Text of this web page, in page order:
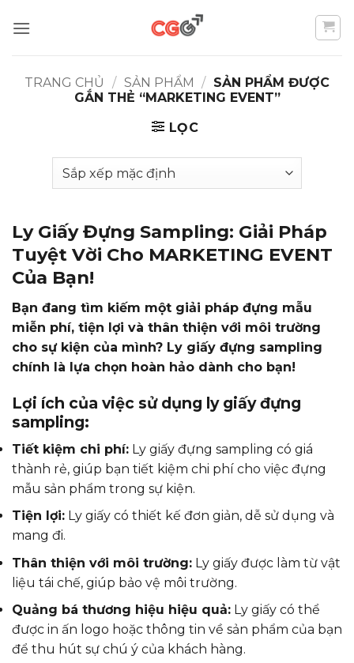
qua
TRANG CHỦ
/ SẢN PHẨM / SẢN PHẨM ĐƯỢC
GẮN THẺ “MARKETING EVENT”
LỌC
Ly Giấy Đựng Sampling: Giải Pháp
Tuyệt Vời Cho MARKETING EVENT
Của Bạn!
Bạn đang tìm kiếm một giải pháp đựng mẫu
miễn phí, tiện lợi và thân thiện với môi trường
cho sự kiện của mình? Ly giấy đựng sampling
chính là lựa chọn hoàn hảo dành cho bạn!
Lợi ích của việc sử dụng ly giấy đựng
sampling:
Tiết kiệm chi phí: Ly giấy đựng sampling có giá
thành rẻ, giúp bạn tiết kiệm chi phí cho việc đựng
mẫu sản phẩm trong sự kiện.
Tiện lợi: Ly giấy có thiết kế đơn giản, dễ sử dụng và
mang đi.
Thân thiện với môi trường: Ly giấy được làm từ vật
liệu tái chế, giúp bảo vệ môi trường.
Quảng bá thương hiệu hiệu quả: Ly giấy có thể
được in ấn logo hoặc thông tin về sản phẩm của bạn
để thu hút sự chú ý của khách hàng.